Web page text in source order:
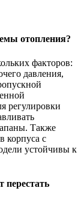
отопления?
факторов:
давления,
регулировки
Также
корпуса с
устойчивы к
перестать